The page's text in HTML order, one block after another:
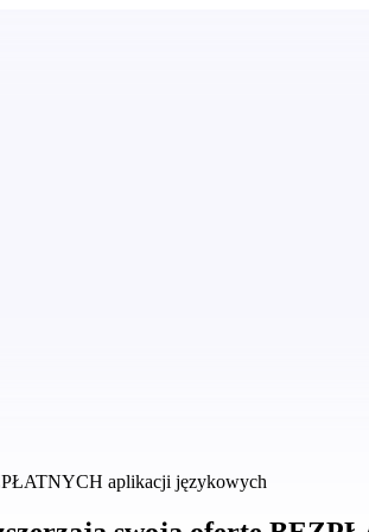
aplikacji językowych